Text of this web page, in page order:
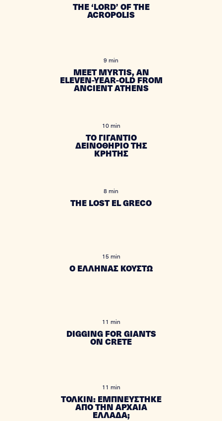
THE ‘LORD’ OF THE
ACROPOLIS
9 min
MEET MYRTIS, AN
ELEVEN-YEAR-OLD FROM
ANCIENT ATHENS
10 min
ΤΟ ΓΙΓΑΝΤΙΟ
ΔΕΙΝΟΘΗΡΙΟ ΤΗΣ
ΚΡΗΤΗΣ
8 min
THE LOST EL GRECO
15 min
Ο ΕΛΛΗΝΑΣ ΚΟΥΣΤΩ
11 min
DIGGING FOR GIANTS
ON CRETE
11 min
ΤΟΛΚΙΝ: ΕΜΠΝΕΥΣΤΗΚΕ
ΑΠΟ ΤΗΝ ΑΡΧΑΙΑ
ΕΛΛΑΔΑ;